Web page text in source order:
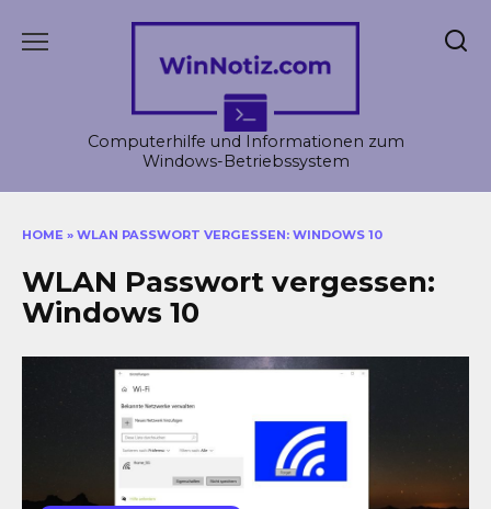
Computerhilfe und Informationen zum
Windows-Betriebssystem
HOME » WLAN PASSWORT VERGESSEN: WINDOWS 10
WLAN Passwort vergessen:
Windows 10